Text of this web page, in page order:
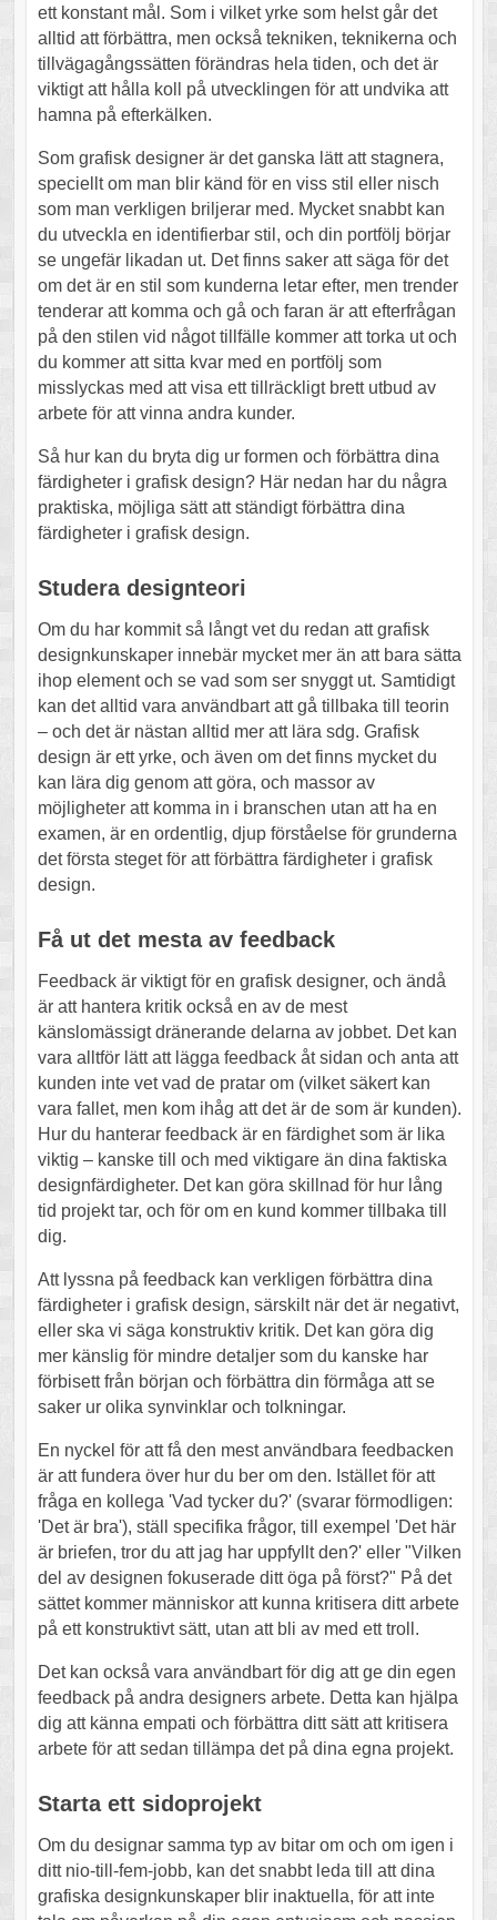
ett konstant mål. Som i vilket yrke som helst går det
alltid att förbättra, men också tekniken, teknikerna och
tillvägagångssätten förändras hela tiden, och det är
viktigt att hålla koll på utvecklingen för att undvika att
hamna på efterkälken.
Som grafisk designer är det ganska lätt att stagnera,
speciellt om man blir känd för en viss stil eller nisch
som man verkligen briljerar med. Mycket snabbt kan
du utveckla en identifierbar stil, och din portfölj börjar
se ungefär likadan ut. Det finns saker att säga för det
om det är en stil som kunderna letar efter, men trender
tenderar att komma och gå och faran är att efterfrågan
på den stilen vid något tillfälle kommer att torka ut och
du kommer att sitta kvar med en portfölj som
misslyckas med att visa ett tillräckligt brett utbud av
arbete för att vinna andra kunder.
Så hur kan du bryta dig ur formen och förbättra dina
färdigheter i grafisk design? Här nedan har du några
praktiska, möjliga sätt att ständigt förbättra dina
färdigheter i grafisk design.
Studera designteori
Om du har kommit så långt vet du redan att grafisk
designkunskaper innebär mycket mer än att bara sätta
ihop element och se vad som ser snyggt ut. Samtidigt
kan det alltid vara användbart att gå tillbaka till teorin
– och det är nästan alltid mer att lära sdg. Grafisk
design är ett yrke, och även om det finns mycket du
kan lära dig genom att göra, och massor av
möjligheter att komma in i branschen utan att ha en
examen, är en ordentlig, djup förståelse för grunderna
det första steget för att förbättra färdigheter i grafisk
design.
Få ut det mesta av feedback
Feedback är viktigt för en grafisk designer, och ändå
är att hantera kritik också en av de mest
känslomässigt dränerande delarna av jobbet. Det kan
vara alltför lätt att lägga feedback åt sidan och anta att
kunden inte vet vad de pratar om (vilket säkert kan
vara fallet, men kom ihåg att det är de som är kunden).
Hur du hanterar feedback är en färdighet som är lika
viktig – kanske till och med viktigare än dina faktiska
designfärdigheter. Det kan göra skillnad för hur lång
tid projekt tar, och för om en kund kommer tillbaka till
dig.
Att lyssna på feedback kan verkligen förbättra dina
färdigheter i grafisk design, särskilt när det är negativt,
eller ska vi säga konstruktiv kritik. Det kan göra dig
mer känslig för mindre detaljer som du kanske har
förbisett från början och förbättra din förmåga att se
saker ur olika synvinklar och tolkningar.
En nyckel för att få den mest användbara feedbacken
är att fundera över hur du ber om den. Istället för att
fråga en kollega 'Vad tycker du?' (svarar förmodligen:
'Det är bra'), ställ specifika frågor, till exempel 'Det här
är briefen, tror du att jag har uppfyllt den?' eller "Vilken
del av designen fokuserade ditt öga på först?" På det
sättet kommer människor att kunna kritisera ditt arbete
på ett konstruktivt sätt, utan att bli av med ett troll.
Det kan också vara användbart för dig att ge din egen
feedback på andra designers arbete. Detta kan hjälpa
dig att känna empati och förbättra ditt sätt att kritisera
arbete för att sedan tillämpa det på dina egna projekt.
Starta ett sidoprojekt
Om du designar samma typ av bitar om och om igen i
ditt nio-till-fem-jobb, kan det snabbt leda till att dina
grafiska designkunskaper blir inaktuella, för att inte